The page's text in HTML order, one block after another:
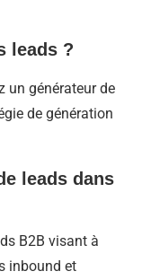
leads ?
un générateur de
de génération
leads dans
B2B visant à
inbound et